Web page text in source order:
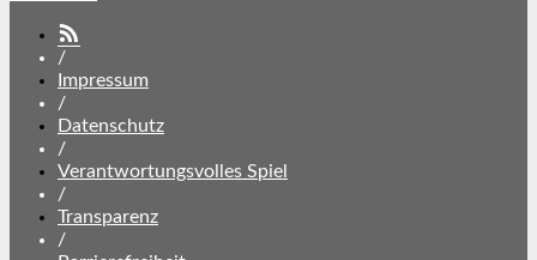
/
Impressum
/
Datenschutz
/
Verantwortungsvolles Spiel
/
Transparenz
/